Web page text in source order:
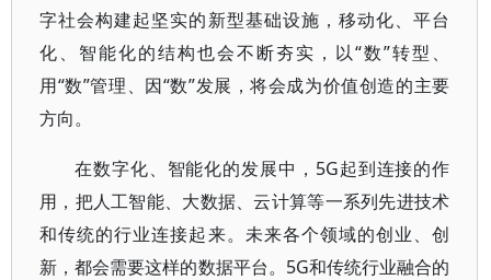
字社会构建起坚实的新型基础设施，移动化、平台
化、智能化的结构也会不断夯实，以“数”转型、
用“数”管理、因“数”发展，将会成为价值创造的主要
方向。
在数字化、智能化的发展中，5G起到连接的作
用，把人工智能、大数据、云计算等一系列先进技术
和传统的行业连接起来。未来各个领域的创业、创
新，都会需要这样的数据平台。5G和传统行业融合的